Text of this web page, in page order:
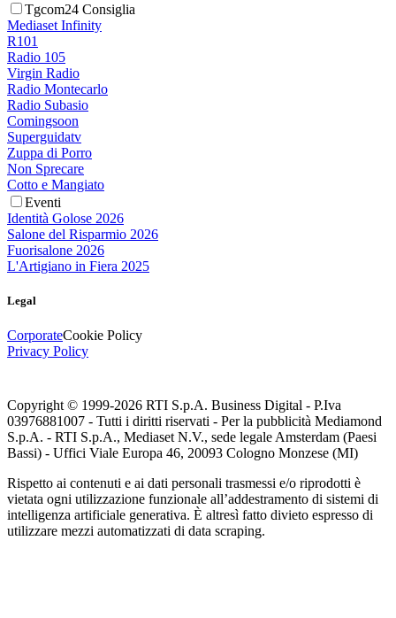
Tgcom24 Consiglia
Mediaset Infinity
R101
Radio 105
Virgin Radio
Radio Montecarlo
Radio Subasio
Comingsoon
Superguidatv
Zuppa di Porro
Non Sprecare
Cotto e Mangiato
Eventi
Identità Golose 2026
Salone del Risparmio 2026
Fuorisalone 2026
L'Artigiano in Fiera 2025
Legal
CorporateCookie Policy
Privacy Policy
Copyright © 1999-2026 RTI S.p.A. Business Digital - P.Iva
03976881007 - Tutti i diritti riservati - Per la pubblicità Mediamond
S.p.A. - RTI S.p.A., Mediaset N.V., sede legale Amsterdam (Paesi
Bassi) - Uffici Viale Europa 46, 20093 Cologno Monzese (MI)
Rispetto ai contenuti e ai dati personali trasmessi e/o riprodotti è
vietata ogni utilizzazione funzionale all’addestramento di sistemi di
intelligenza artificiale generativa. È altresì fatto divieto espresso di
utilizzare mezzi automatizzati di data scraping.